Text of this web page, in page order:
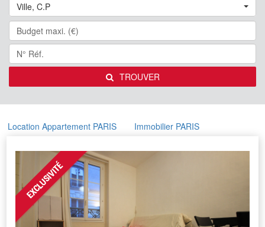
Ville, C.P
TROUVER
Location Appartement PARIS Immobilier PARIS